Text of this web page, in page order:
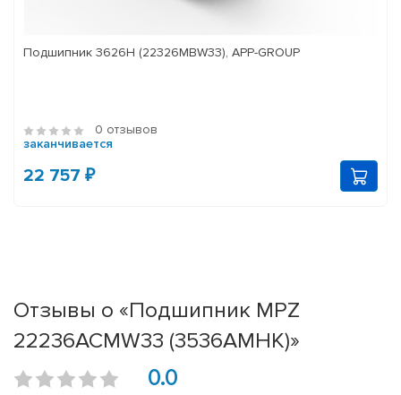
Подшипник 3626Н (22326MBW33), APP-GROUP
0 отзывов
заканчивается
22 757 ₽
Отзывы о «Подшипник MPZ
22236АСМW33 (3536АМНК)»
0.0